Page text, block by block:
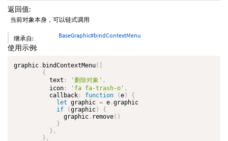
返回值:
当前对象本身，可以链式调用
继承自: BaseGraphic#bindContextMenu
使用示例:
graphic . bindContextMenu(
{
          text
: '删除对象' ,
          icon
: 'fa fa-trash-o' ,
          callback
: function (e)
{
let graphic = e .graphic
if
(graphic)
{
              graphic
. remove( )
}
} ,
} ,